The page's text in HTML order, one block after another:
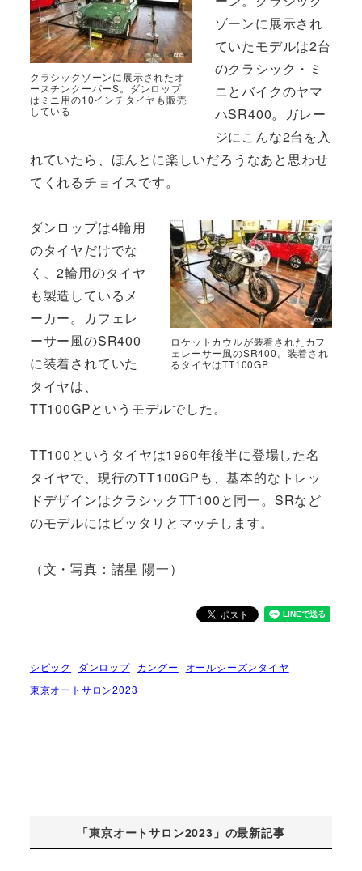
クラシックゾーンに展示されたオ
ースチンクーパーS。ダンロップ
はミニ用の10インチタイヤも販売
している
ゾーンに展示され
ていたモデルは2台
のクラシック・ミ
ニとバイクのヤマ
ハSR400。ガレー
ジにこんな2台を入
れていたら、ほんとに楽しいだろうなあと思わせ
てくれるチョイスです。
ロケットカウルが装着されたカフ
ェレーサー風のSR400。装着され
るタイヤはTT100GP
ダンロップは4輪用
のタイヤだけでな
く、2輪用のタイヤ
も製造しているメ
ーカー。カフェレ
ーサー風のSR400
に装着されていた
タイヤは、
TT100GPというモデルでした。
TT100というタイヤは1960年後半に登場した名
タイヤで、現行のTT100GPも、基本的なトレッ
ドデザインはクラシックTT100と同一。SRなど
のモデルにはピッタリとマッチします。
（文・写真：諸星 陽一）
シビック ダンロップ カングー
オールシーズンタイヤ
東京オートサロン2023
「東京オートサロン2023」の最新記事